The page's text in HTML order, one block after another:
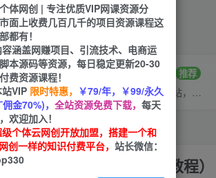
VIP推广
70%分佣
属推广链接
招募站长 推荐
搭建同款网站，自己当老板
间不加热问题（软件＋教程）
体网创 | 专注优质VIP网课资源分
面上收费几百几千的项目资源课程这
都有！
容涵盖网赚项目、引流技术、电商运
本源码等资源，每日稳定更新20-30
费资源课程！
VIP 限时特惠， ￥79/年，￥99/永久
金70%)， 全站资源免费下载， 每天
欢迎加入！
个体云网创开放加盟，搭建一个和
创一样的知识付费平台， 站长微信：